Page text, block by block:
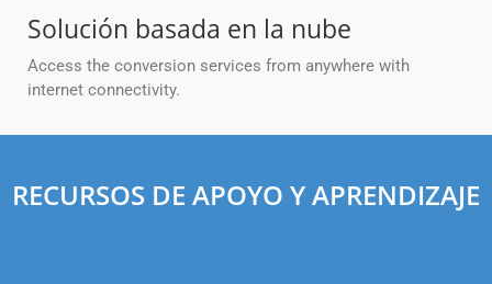
Solución basada en la nube
Access the conversion services from anywhere with
internet connectivity.
RECURSOS DE APOYO Y APRENDIZAJE